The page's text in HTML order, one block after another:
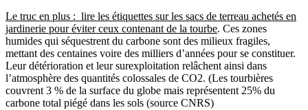
Le truc en plus : lire les étiquettes sur les sacs de terreau achetés en
jardinerie pour éviter ceux contenant de la tourbe. Ces zones
humides qui séquestrent du carbone sont des milieux fragiles,
mettant des centaines voire des milliers d’années pour se constituer.
Leur détérioration et leur surexploitation relâchent ainsi dans
l’atmosphère des quantités colossales de CO2. (Les tourbières
couvrent 3 % de la surface du globe mais représentent 25% du
carbone total piégé dans les sols (source CNRS)